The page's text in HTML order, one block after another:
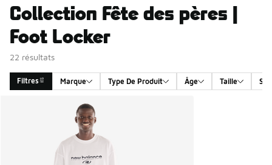
Collection Fête des pères |
Foot Locker
22 résultats
Filtres Marque Type De Produit Âge Taille
Search Results